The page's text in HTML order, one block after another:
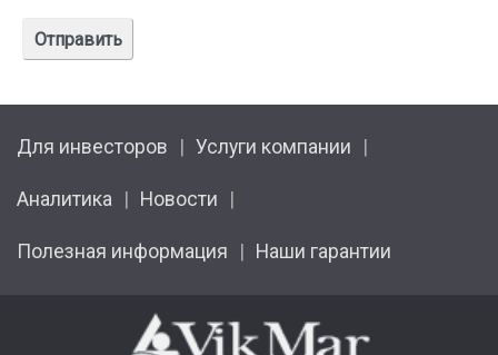
Для инвесторов Услуги компании
Аналитика Новости
Полезная информация Наши гарантии